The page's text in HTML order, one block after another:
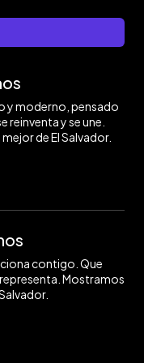
y moderno, pensado
reinventa y se une.
de El Salvador.
contigo. Que
Mostramos